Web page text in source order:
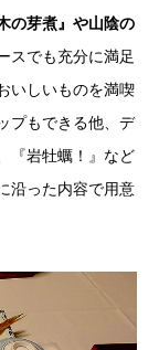
の芽煮』や山陰の
スでも充分に満足
いしいものを満喫
プもできる他、デ
『岩牡蠣！』など
沿った内容で用意